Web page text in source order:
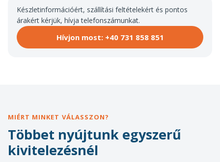
Készletinformációért, szállítási feltételekért és pontos
árakért kérjük, hívja telefonszámunkat.
Hívjon most: +40 731 858 851
MIÉRT MINKET VÁLASSZON?
Többet nyújtunk egyszerű
kivitelezésnél